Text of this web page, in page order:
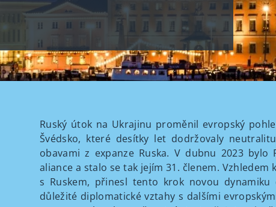
Ruský útok na Ukrajinu proměnil evropský
Švédsko, které desítky let dodržovaly
obavami z expanze Ruska. V dubnu 2023
aliance a stalo se tak jejím 31. členem.
s Ruskem, přinesl tento krok novou
důležité diplomatické vztahy s dalšími